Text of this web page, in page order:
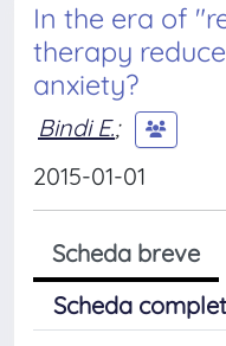
In the era of
therapy
anxiety?
Bindi E.;
2015-01-01
Scheda breve
Scheda